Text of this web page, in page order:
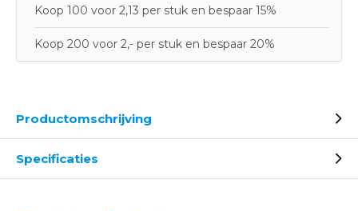
Koop 100 voor 2,13 per stuk en bespaar 15%
Koop 200 voor 2,- per stuk en bespaar 20%
Productomschrijving
Specificaties